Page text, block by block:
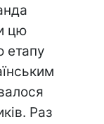
цю
етапу
Раз